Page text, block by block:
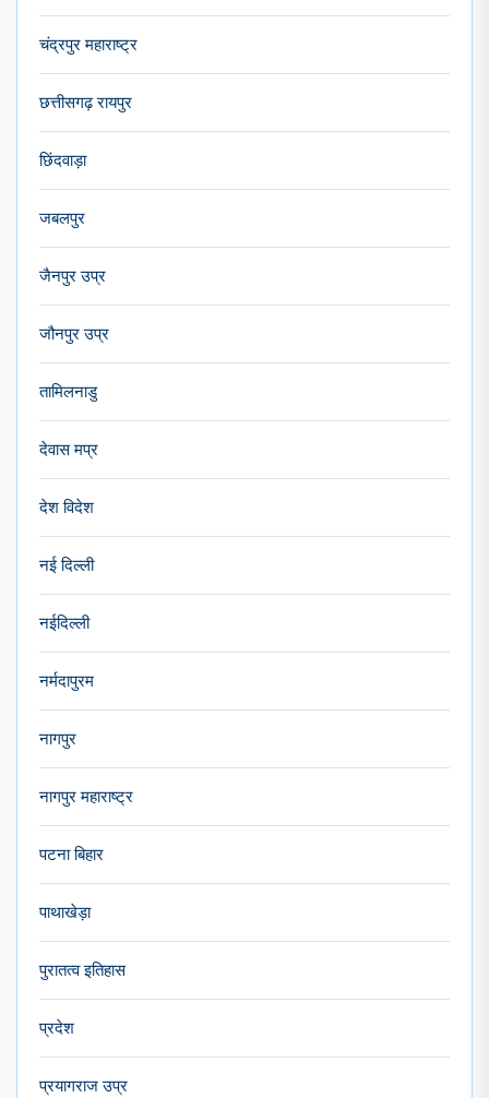
चंद्रपुर महाराष्ट्र
छत्तीसगढ़ रायपुर
छिंदवाड़ा
जबलपुर
जैनपुर उप्र
जौनपुर उप्र
तामिलनाडु
देवास मप्र
देश विदेश
नई दिल्ली
नईदिल्ली
नर्मदापुरम
नागपुर
नागपुर महाराष्ट्र
पटना बिहार
पाथाखेड़ा
पुरातत्व इतिहास
प्रदेश
प्रयागराज उप्र